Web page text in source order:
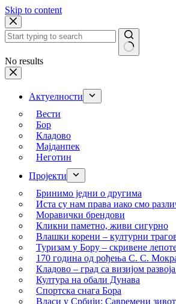
Skip to content
No results
Актуелности
Вести
Бор
Кладово
Мајданпек
Неготин
Пројекти
Бринимо једни о другима
Иста су нам права иако смо
Моравички брендови
Кликни паметно, живи сигурно
Влашки корени – културни
Туризам у Бору – скривене
170 година од рођења С. С.
Кладово – град са визијом
Култура на обали Дунава
Спортска снага Бора
Власи у Србији: Савремени